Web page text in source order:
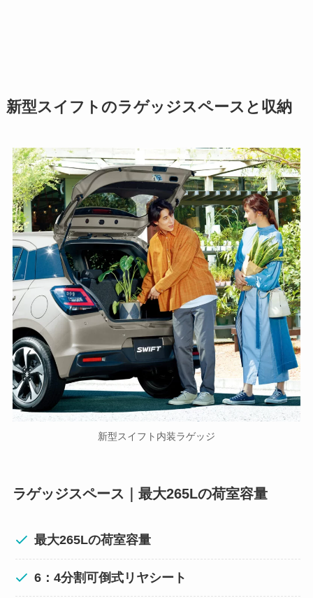
新型スイフトのラゲッジスペースと収納
新型スイフト内装ラゲッジ
ラゲッジスペース｜ 最大265Lの荷室容量
最大265Lの荷室容量
6：4分割可倒式リヤシート